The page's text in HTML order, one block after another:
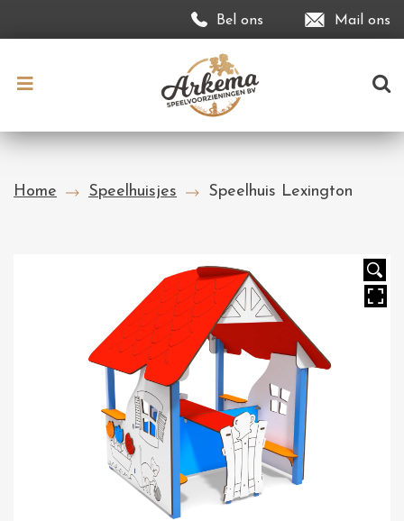
Bel ons Mail ons
Home Speelhuisjes Speelhuis Lexington